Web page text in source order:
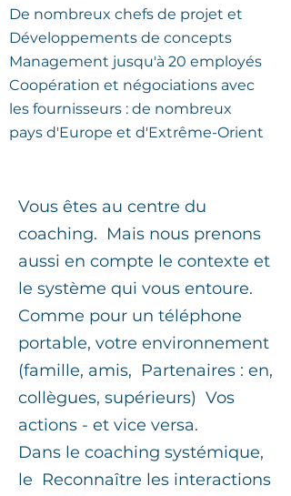
De nombreux chefs de projet et
Développements de concepts
Management jusqu'à 20 employés
Coopération et négociations avec
les fournisseurs : de nombreux
pays d'Europe et d'Extrême-Orient
Vous êtes au centre du
coaching. Mais nous prenons
aussi en compte le contexte et
le système qui vous entoure.
Comme pour un téléphone
portable, votre environnement
(famille, amis, Partenaires : en,
collègues, supérieurs) Vos
actions - et vice versa.
Dans le coaching systémique,
le Reconnaître les interactions